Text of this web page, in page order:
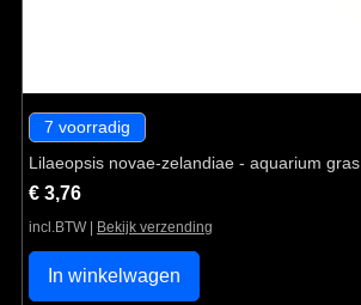
7 voorradig
Lilaeopsis novae-zelandiae - aquarium gras
Prijs
€ 3,76
incl.BTW Bekijk verzending
In winkelwagen